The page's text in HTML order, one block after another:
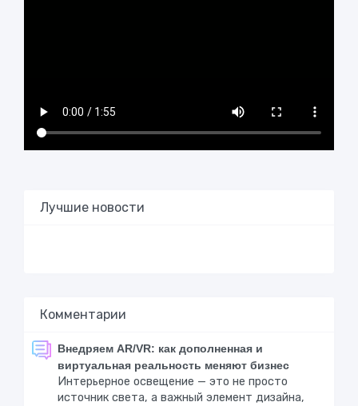
Лучшие новости
Комментарии
Внедряем AR/VR: как дополненная и
виртуальная реальность меняют бизнес
Интерьерное освещение — это не просто
источник света, а важный элемент дизайна,